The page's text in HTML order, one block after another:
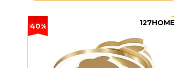
40% 127HOME